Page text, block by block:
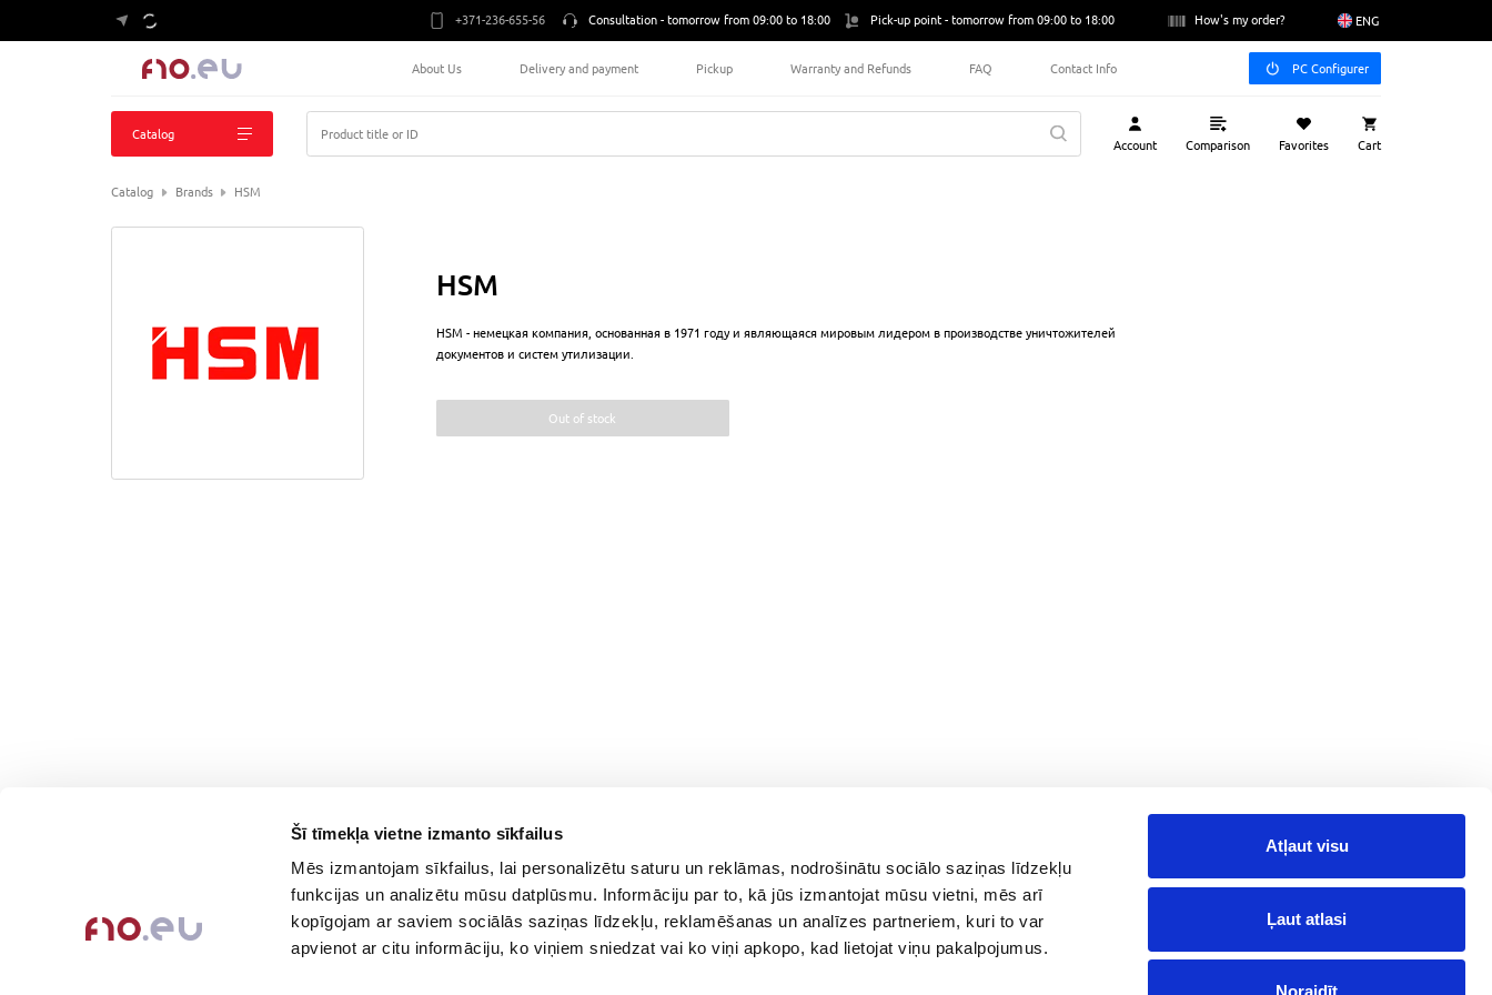
Šī tīmekļa vietne izmanto sīkfailus
Mēs izmantojam sīkfailus, lai personalizētu saturu un reklāmas, nodrošinātu sociālo saziņas līdzekļu
funkcijas un analizētu mūsu datplūsmu. Informāciju par to, kā jūs izmantojat mūsu vietni, mēs arī
kopīgojam ar saviem sociālās saziņas līdzekļu, reklamēšanas un analīzes partneriem, kuri to var
apvienot ar citu informāciju, ko viņiem sniedzat vai ko viņi apkopo, kad lietojat viņu pakalpojumus.
Atļaut visu
Ļaut atlasi
Noraidīt
+371-236-655-56 Consultation - tomorrow from 09:00 to 18:00 Pick-up point - tomorrow from 09:00 to 18:00 How's my order? ENG
About Us Delivery and payment Pickup Warranty and Refunds FAQ Contact Info PC Configurer
Catalog Product title or ID
Account Comparison Favorites Cart
Catalog Brands HSM
HSM
HSM - немецкая компания, основанная в 1971 году и являющаяся мировым лидером в производстве уничтожителей
документов и систем утилизации.
Out of stock
Lilas
About Us
Feedback
Delivery and payment
Warranty and Refunds
FAQ
PC Configurer
News
Follow Us on
Social Media